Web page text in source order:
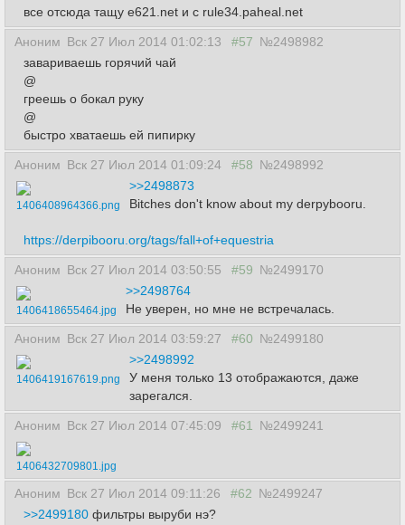
все отсюда тащу e621.net и с rule34.paheal.net
Аноним Вск 27 Июл 2014 01:02:13 #57 №2498982
завариваешь горячий чай
@
греешь о бокал руку
@
быстро хватаешь ей пипирку
Аноним Вск 27 Июл 2014 01:09:24 #58 №2498992
1406408964366.png
>>2498873
Bitches don't know about my derpybooru.
https://derpibooru.org/tags/fall+of+equestria
Аноним Вск 27 Июл 2014 03:50:55 #59 №2499170
1406418655464.jpg
>>2498764
Не уверен, но мне не встречалась.
Аноним Вск 27 Июл 2014 03:59:27 #60 №2499180
1406419167619.png
>>2498992
У меня только 13 отображаются, даже
зарегался.
Аноним Вск 27 Июл 2014 07:45:09 #61 №2499241
1406432709801.jpg
Аноним Вск 27 Июл 2014 09:11:26 #62 №2499247
>>2499180 фильтры выруби нэ?